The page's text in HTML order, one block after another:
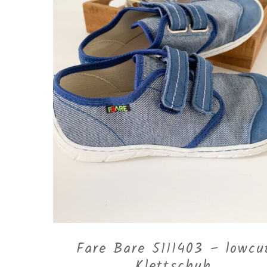
Fare Bare 5111403 –